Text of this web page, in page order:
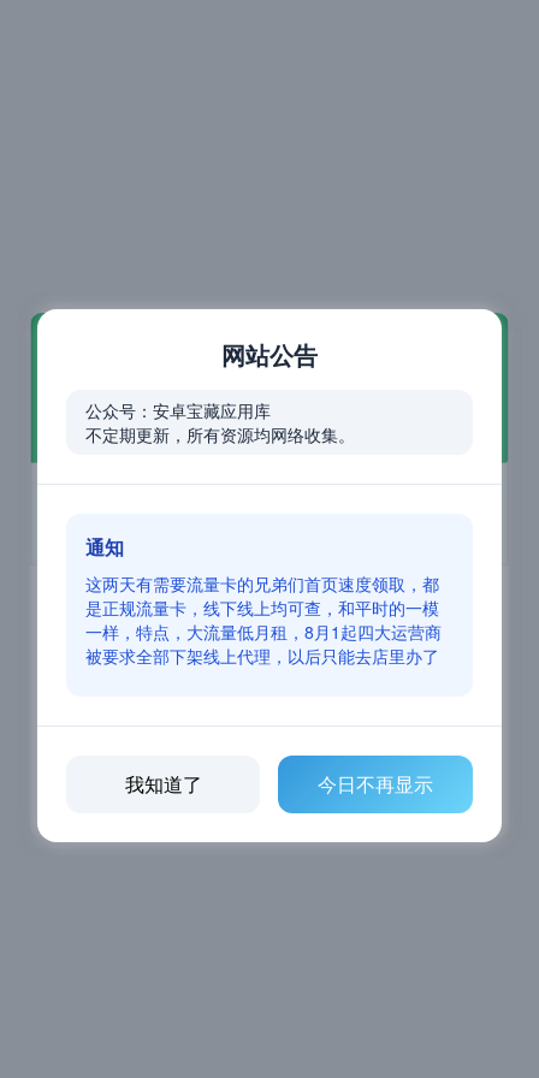
关注公众号 发送 密码 进入小程序 点广告查看，
看一个广告即可获取，广告仅为微博收入维持每
月服务器，不想看加微信 zxc146126 自动同意自
网站公告
公众号：安卓宝藏应用库
不定期更新，所有资源均网络收集。
通知
这两天有需要流量卡的兄弟们首页速度领取，都
是正规流量卡，线下线上均可查，和平时的一模
一样，特点，大流量低月租，8月1起四大运营商
被要求全部下架线上代理，以后只能去店里办了
我知道了 今日不再显示